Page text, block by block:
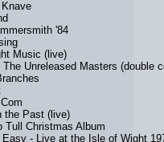
'84
Music (live)
Unreleased Masters (double
the Past (live)
Tull Christmas Album
- Live at the Isle of Wight